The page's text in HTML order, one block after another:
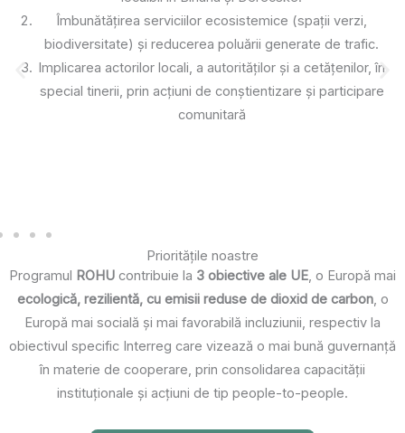
Implementarea de acțiuni concrete:
Trees4NextGens: plantarea de arbori și cartografierea
lor pe o hartă interactivă.
Bikes4Rent: crearea unui sistem municipal de închiriere
biciclete.
Prioritățile noastre
Programul ROHU contribuie la 3 obiective ale UE, o Europă mai
ecologică, rezilientă, cu emisii reduse de dioxid de carbon, o
Europă mai socială și mai favorabilă incluziunii, respectiv la
obiectivul specific Interreg care vizează o mai bună guvernanță
în materie de cooperare, prin consolidarea capacității
instituționale și acțiuni de tip people-to-people.